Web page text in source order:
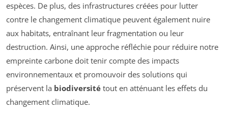
espèces. De plus, des infrastructures créées pour lutter
contre le changement climatique peuvent également nuire
aux habitats, entraînant leur fragmentation ou leur
destruction. Ainsi, une approche réfléchie pour réduire notre
empreinte carbone doit tenir compte des impacts
environnementaux et promouvoir des solutions qui
préservent la biodiversité tout en atténuant les effets du
changement climatique.